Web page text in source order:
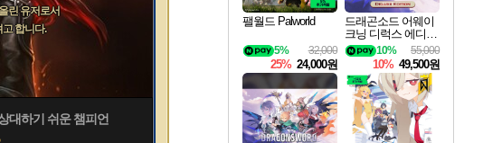
린 유저로서
합니다.
대하기 쉬운 챔피언
팰월드 Palworld
32,000
5%
25% 24,000원
드래곤소드 어웨이
크닝 디럭스 에디션
DragonSword Awake
ning Deluxe Edition
55,000
10%
10% 49,500원